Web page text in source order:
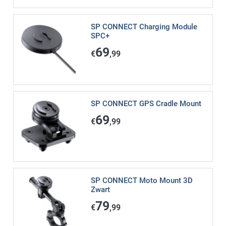
SP CONNECT Charging Module
SPC+
€69,99
SP CONNECT GPS Cradle Mount
€69,99
SP CONNECT Moto Mount 3D
Zwart
€79,99